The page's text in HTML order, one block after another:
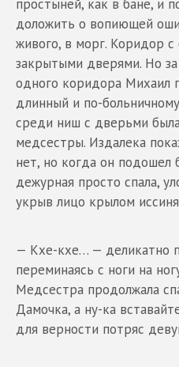
простыней, как в бане, и
доложить о вопиющей
живого, в морг. Коридор с
закрытыми дверями. Но
одного коридора Михаил
длинный и по-
среди ниш с дверьми
медсестры. Издалека
нет, но когда он подошел
дежурная просто спала,
укрыв лицо крылом
— Кхе-кхе… — деликатно
переминаясь с ноги на
Медсестра продолжала
Дамочка, а ну-ка
для верности потряс